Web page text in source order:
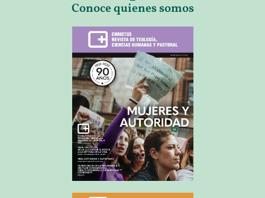
Conoce quienes somos